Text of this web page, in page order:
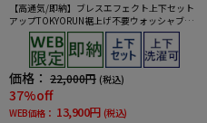
【高通気/即納】ブレスエフェクト上下セット
アップTOKYORUN裾上げ不要ウォッシャブル
ストレッチブレスエフェクト生地背抜き2ボタ
ンジャケットウエストシャーリングノータッ
クパンツ
価格： 22,000円 (税込)
37%off
WEB価格： 13,900円 (税込)